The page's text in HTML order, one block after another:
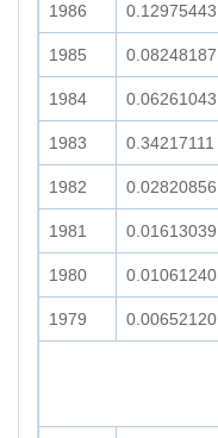
1986 0.12975443
1985 0.08248187
1984 0.06261043
1983 0.34217111
1982 0.02820856
1981 0.01613039
1980 0.01061240
1979 0.00652120